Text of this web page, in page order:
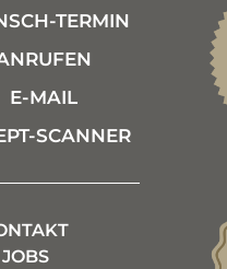
TERMIN
E-MAIL
SCANNER
JOBS